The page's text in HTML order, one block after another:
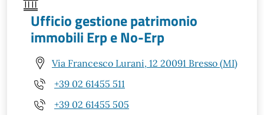
Ufficio gestione patrimonio
immobili Erp e No-Erp
Via Francesco Lurani, 12 20091 Bresso (MI)
+39 02 61455 511
+39 02 61455 505